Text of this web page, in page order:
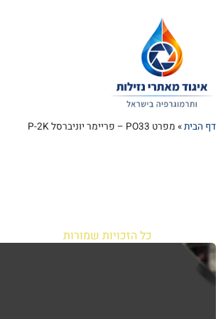
דף הבית» מפרט PO33 – פריימר יוניברסל P-2K
כל הזכויות שמורות